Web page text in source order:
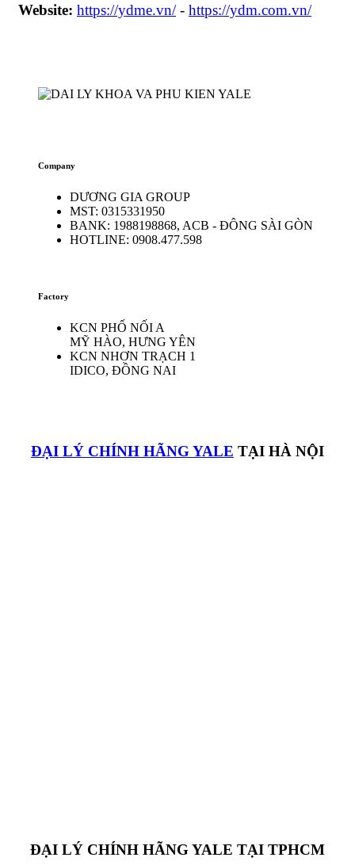
Website: https://ydme.vn/- https://ydm.com.vn/
Company
DƯƠNG GIA GROUP
MST: 0315331950
BANK: 1988198868, ACB - ĐÔNG SÀI GÒN
HOTLINE: 0908.477.598
Factory
KCN PHỐ NỐI A
MỸ HÀO, HƯNG YÊN
KCN NHƠN TRẠCH 1
IDICO, ĐỒNG NAI
ĐẠI LÝ CHÍNH HÃNG YALE TẠI HÀ NỘI
ĐẠI LÝ CHÍNH HÃNG YALE TẠI TPHCM